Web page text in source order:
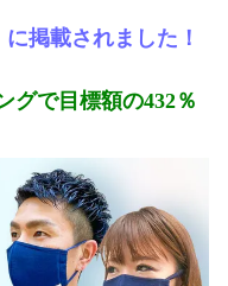
掲載されました！
グで目標額の432％